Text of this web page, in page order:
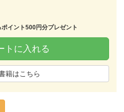
イント500円分プレゼント
トに入れる
籍はこちら